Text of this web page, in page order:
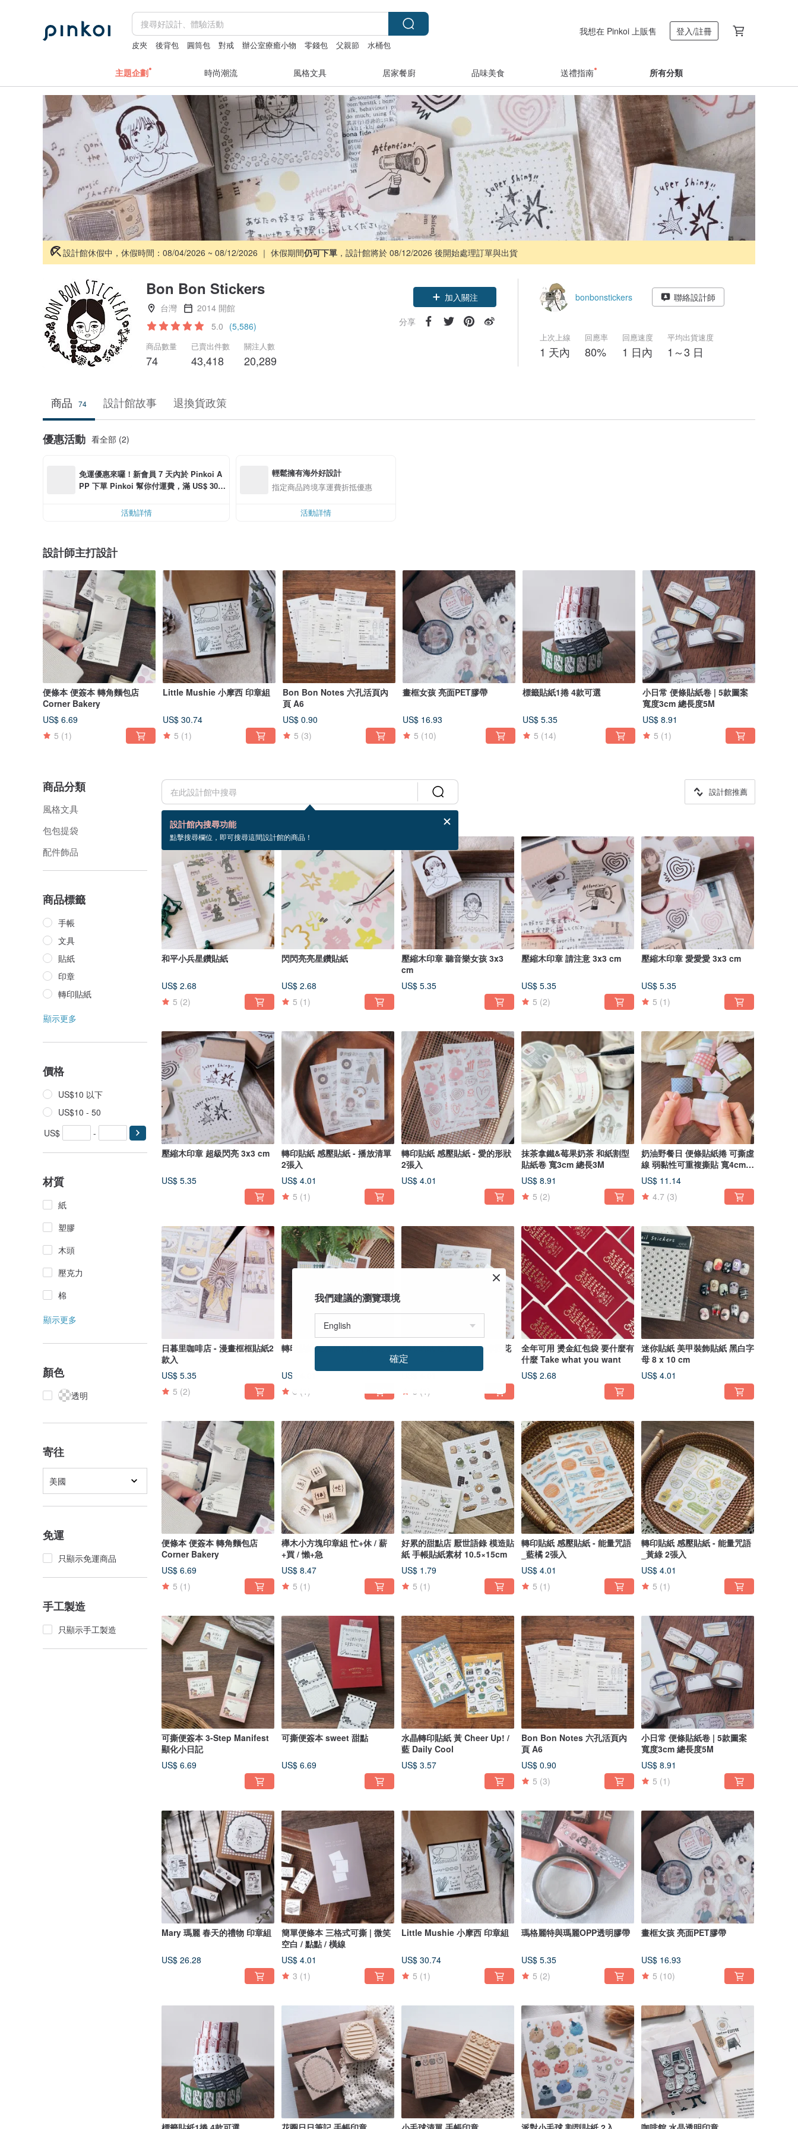
皮夾 後背包 圓筒包 對戒 辦公室療癒小物 零錢包 父親節 水桶包
我想在 Pinkoi 上販售 登入/註冊
主題企劃 時尚潮流 風格文具 居家餐廚 品味美食 送禮指南 所有分類
設計館休假中，休假時間：08/04/2026 ~ 08/12/2026 ｜ 休假期間仍可下單 ，設計館將於 08/12/2026 後開始處理訂單與出貨
Bon Bon Stickers
台灣
2014 開館
5.0 (5,586)
商品數量
74
已賣出件數
43,418
關注人數
20,289
加入關注
分享
bonbonstickers 聯絡設計師
上次上線
1 天內
回應率
80%
回應速度
1 日內
平均出貨速度
1～3 日
商品 74 設計館故事 退換貨政策
優惠活動 看全部 (2)
免運優惠來囉！新會員 7 天內於 Pinkoi A
PP 下單 Pinkoi 幫你付運費，滿 US$ 30.0
活動詳情
輕鬆擁有海外好設計
指定商品跨境享運費折抵優惠
活動詳情
設計師主打設計
便條本 便簽本 轉角麵包店
Corner Bakery
US$ 6.69
5 (1)
Little Mushie 小摩西 印章組
US$ 30.74
5 (1)
Bon Bon Notes 六孔活頁內
頁 A6
US$ 0.90
5 (3)
畫框女孩 亮面PET膠帶
US$ 16.93
5 (10)
標籤貼紙1捲 4款可選
US$ 5.35
5 (14)
小日常 便條貼紙卷 | 5款圖案
寬度3cm 總長度5M
US$ 8.91
5 (1)
商品分類
風格文具
包包提袋
配件飾品
商品標籤
手帳
文具
貼紙
印章
轉印貼紙
顯示更多
價格
US$10 以下
US$10 - 50
US$
-
材質
紙
塑膠
木頭
壓克力
棉
顯示更多
顏色
透明
寄往
美國
免運
只顯示免運商品
手工製造
只顯示手工製造
設計館內搜尋功能
點擊搜尋欄位，即可搜尋這間設計館的商品！
設計館推薦
74 個商品
和平小兵星鑽貼紙
US$ 2.68
5 (2)
閃閃亮亮星鑽貼紙
US$ 2.68
5 (1)
壓縮木印章 聽音樂女孩 3x3
cm
US$ 5.35
壓縮木印章 請注意 3x3 cm
US$ 5.35
5 (2)
壓縮木印章 愛愛愛 3x3 cm
US$ 5.35
5 (1)
壓縮木印章 超級閃亮 3x3 cm
US$ 5.35
轉印貼紙 感壓貼紙 - 播放清單
2張入
US$ 4.01
5 (1)
轉印貼紙 感壓貼紙 - 愛的形狀
2張入
US$ 4.01
抹茶拿鐵&莓果奶茶 和紙割型
貼紙卷 寬3cm 總長3M
US$ 8.91
5 (2)
奶油野餐日 便條貼紙捲 可撕虛
線 弱黏性可重複撕貼 寬4cm
總長5M
US$ 11.14
4.7 (3)
日暮里咖啡店 - 漫畫框框貼紙2
款入
US$ 5.35
5 (2)
轉印貼紙 感壓貼紙 - 格紋
US$ 4.01
5 (1)
轉印貼紙 感壓貼紙 - 小摩西花
園
5 (1)
全年可用 燙金紅包袋 要什麼有
什麼 Take what you want
US$ 2.68
迷你貼紙 美甲裝飾貼紙 黑白字
母 8 x 10 cm
US$ 4.01
便條本 便簽本 轉角麵包店
Corner Bakery
US$ 6.69
5 (1)
櫸木小方塊印章組 忙+休 / 薪
+買 / 懶+急
US$ 8.47
5 (1)
好累的甜點店 厭世語錄 模造貼
紙 手帳貼紙素材 10.5×15cm
US$ 1.79
5 (1)
轉印貼紙 感壓貼紙 - 能量咒語
_藍橘 2張入
US$ 4.01
5 (1)
轉印貼紙 感壓貼紙 - 能量咒語
_黃綠 2張入
US$ 4.01
5 (1)
可撕便簽本 3-Step Manifest
顯化小日記
US$ 6.69
可撕便簽本 sweet 甜點
US$ 6.69
水晶轉印貼紙 黃 Cheer Up! /
藍 Daily Cool
US$ 3.57
Bon Bon Notes 六孔活頁內
頁 A6
US$ 0.90
5 (3)
小日常 便條貼紙卷 | 5款圖案
寬度3cm 總長度5M
US$ 8.91
5 (1)
Mary 瑪麗 春天的禮物 印章組
US$ 26.28
簡單便條本 三格式可撕 | 微笑
空白 / 點點 / 橫線
US$ 4.01
3 (1)
Little Mushie 小摩西 印章組
US$ 30.74
5 (1)
瑪格麗特與瑪麗OPP透明膠帶
US$ 5.35
5 (2)
畫框女孩 亮面PET膠帶
US$ 16.93
5 (10)
我們建議的瀏覽環境
確定